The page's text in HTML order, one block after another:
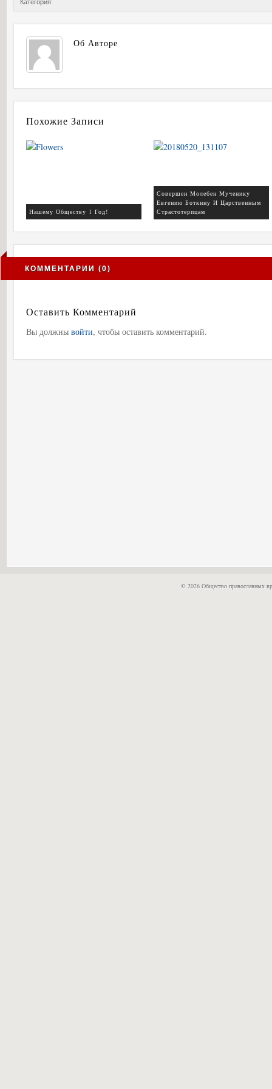
Категория:
Об Авторе
Похожие Записи
Нашему Обществу 1 Год!
Совершен Молебен Мученику
Евгению Боткину И Царственным
Страстотерпцам
КОММЕНТАРИИ (0)
Оставить Комментарий
Вы должны войти, чтобы оставить комментарий.
© 2026 Общество православных